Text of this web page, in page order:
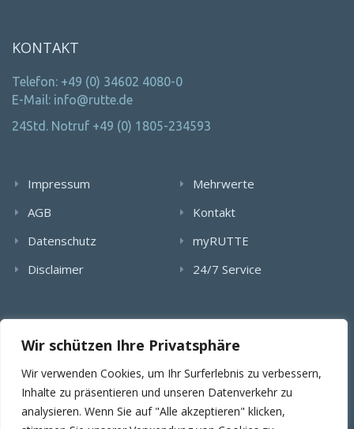
Wir schützen Ihre Privatsphäre
Wir verwenden Cookies, um Ihr Surferlebnis zu verbessern,
Inhalte zu präsentieren und unseren Datenverkehr zu
analysieren. Wenn Sie auf "Alle akzeptieren" klicken,
KONTAKT
Telefon: +49 (0) 34602 4080-0
E-Mail: info@rutte.de
24Std. Notruf +49 (0) 1805-234593
Impressum
AGB
Datenschutz
Disclaimer
Mehrwerte
Kontakt
myRUTTE
24/7 Service
Verlinkung von Bildern, textlichen Inhalten und Videos bedarf
der schriftlichen Genehmigung der RUTTE Sicherungstechnik